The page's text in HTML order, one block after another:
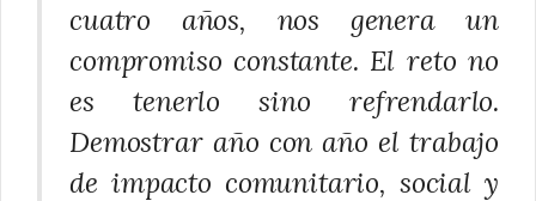
cuatro años, nos genera un
compromiso constante. El reto no
es tenerlo sino refrendarlo.
Demostrar año con año el trabajo
de impacto comunitario, social y